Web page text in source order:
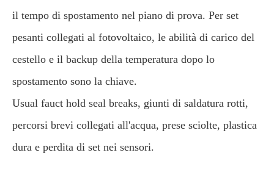
il tempo di spostamento nel piano di prova. Per set
pesanti collegati al fotovoltaico, le abilità di carico del
cestello e il backup della temperatura dopo lo
spostamento sono la chiave.
Usual fauct hold seal breaks, giunti di saldatura rotti,
percorsi brevi collegati all'acqua, prese sciolte, plastica
dura e perdita di set nei sensori.